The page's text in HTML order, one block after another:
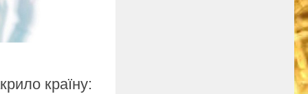
країну: